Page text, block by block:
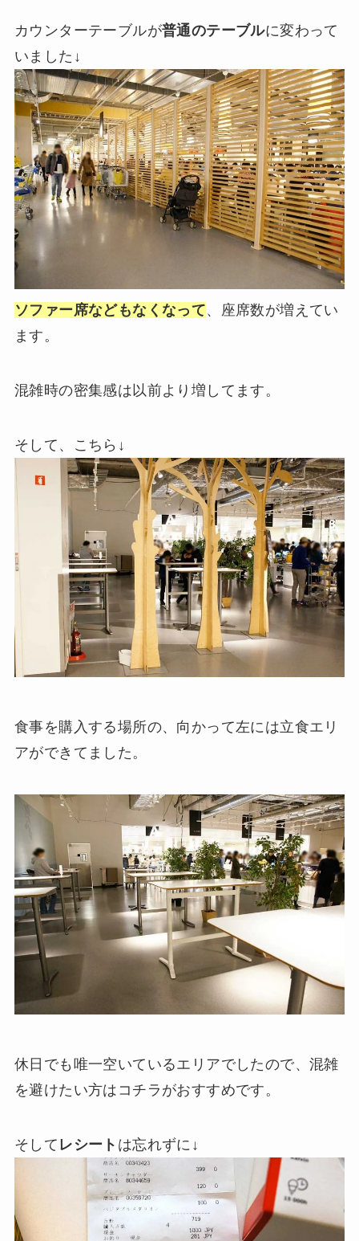
カウンターテーブルが普通のテーブルに変わって
いました↓
ソファー席などもなくなって、座席数が増えてい
ます。
混雑時の密集感は以前より増してます。
そして、こちら↓
食事を購入する場所の、向かって左には立食エリ
アができてました。
休日でも唯一空いているエリアでしたので、混雑
を避けたい方はコチラがおすすめです。
そして レシート は忘れずに↓